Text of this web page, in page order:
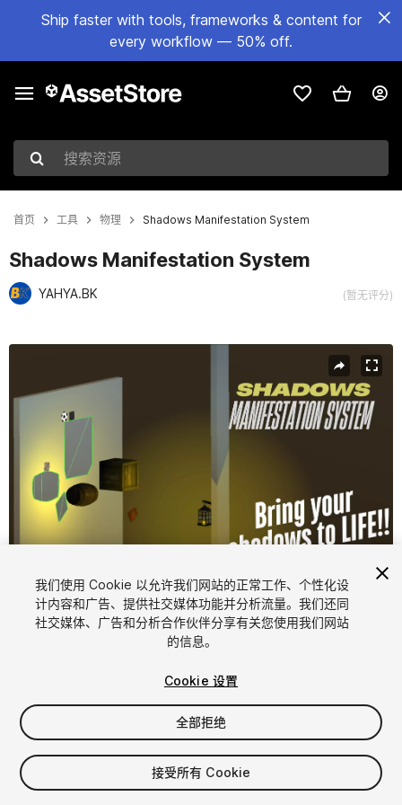
Ship faster with tools, frameworks & content for
every workflow — 50% off.
搜索资源
首页 工具 物理 Shadows Manifestation System
Shadows Manifestation System
YAHYA.BK (暂无评分)
1/7
$22.50
席位
我们使用 Cookie 以允许我们网站的正常工作、个性化设
计内容和广告、提供社交媒体功能并分析流量。我们还同
社交媒体、广告和分析合作伙伴分享有关您使用我们网站
的信息。
Cookie 设置
全部拒绝
接受所有 Cookie